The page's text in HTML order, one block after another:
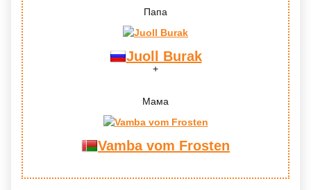
Папа
Juoll Burak
Мама
Vamba vom Frosten